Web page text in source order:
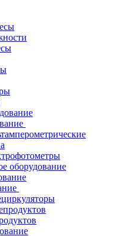
оборудование